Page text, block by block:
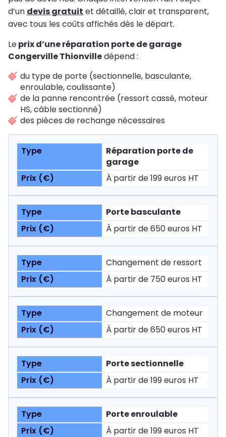
d’un devis gratuit et détaillé, clair et transparent,
avec tous les coûts affichés dès le départ.
Leprix d’une réparation porte de garage
Congerville Thionvilledépend :
du type de porte (sectionnelle, basculante,
enroulable, coulissante)
de la panne rencontrée (ressort cassé, moteur
HS, câble sectionné)
des pièces de rechange nécessaires
Réparation porte de
garage
À partir de 199 euros HT
Porte basculante
À partir de 650 euros HT
Changement de ressort
À partir de 750 euros HT
Changement de moteur
À partir de 650 euros HT
Porte sectionnelle
À partir de 199 euros HT
Porte enroulable
À partir de 199 euros HT